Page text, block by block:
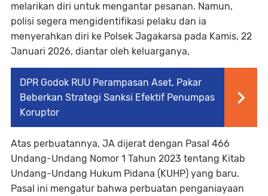
melarikan diri untuk mengantar pesanan. Namun,
polisi segera mengidentifikasi pelaku dan ia
menyerahkan diri ke Polsek Jagakarsa pada Kamis, 22
Januari 2026, diantar oleh keluarganya.
DPR Godok RUU Perampasan Aset, Pakar
Beberkan Strategi Sanksi Efektif Penumpas
Koruptor
Atas perbuatannya, JA dijerat dengan Pasal 466
Undang-Undang Nomor 1 Tahun 2023 tentang Kitab
Undang-Undang Hukum Pidana (KUHP) yang baru.
Pasal ini mengatur bahwa perbuatan penganiayaan